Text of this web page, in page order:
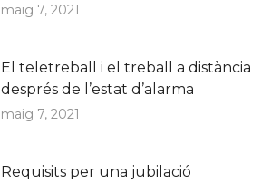
maig 7, 2021
El teletreball i el treball a distància
després de l’estat d’alarma
maig 7, 2021
Requisits per una jubilació